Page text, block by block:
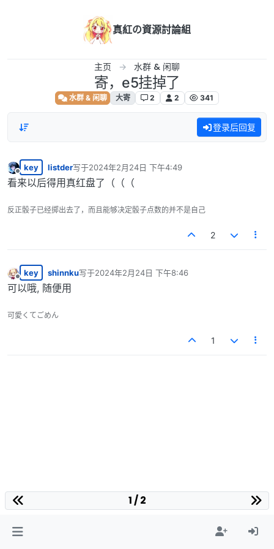
真紅の資源討論組
主页 水群 & 闲聊
寄，e5挂掉了
水群 & 闲聊 大寄 2 2 341
登录后回复
离线
key listder写于2024年2月24日 下午4:49
最后由 编辑
看来以后得用真红盘了（（（
反正骰子已经掷出去了，而且能够决定骰子点数的并不是自己
2
离线
key shinnku写于2024年2月24日 下午8:46
最后由 编辑
可以哦, 随便用
可愛くてごめん
1
1 / 2